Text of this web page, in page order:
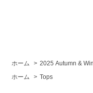
ホーム > 2025 Autumn &
ホーム
> Tops